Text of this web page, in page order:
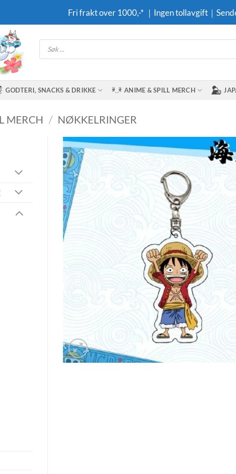
Fri frakt over 1000,-* ｜Ingen tollavgift｜
Products
search
GODTERI, SNACKS & DRIKKE ANIME & SPILL MERCH
MERCH / NØKKELRINGER